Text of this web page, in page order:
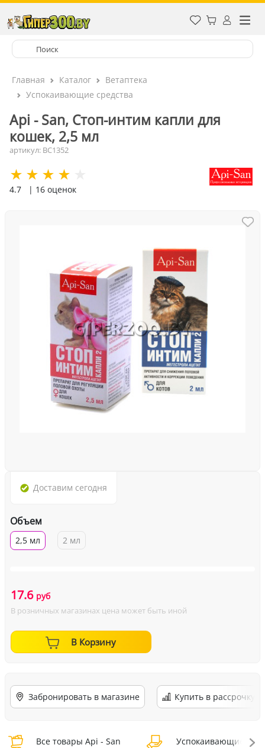
Главная Каталог
Ветаптека
Успокаивающие средства
Api - San, Стоп-интим капли для
кошек, 2,5 мл
артикул: ВС1352
4.7 | 16 оценок
Доставим сегодня
Объем
2,5 мл 2 мл
17.6 руб
В розничных магазинах цена может быть иной
В Корзину
Забронировать в магазине Купить в рассрочку
Все товары Api - San Успокаивающие